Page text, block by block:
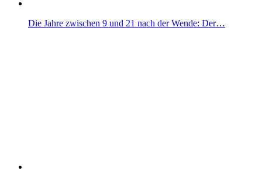
Die Jahre zwischen 9 und 21 nach der Wende: Der…